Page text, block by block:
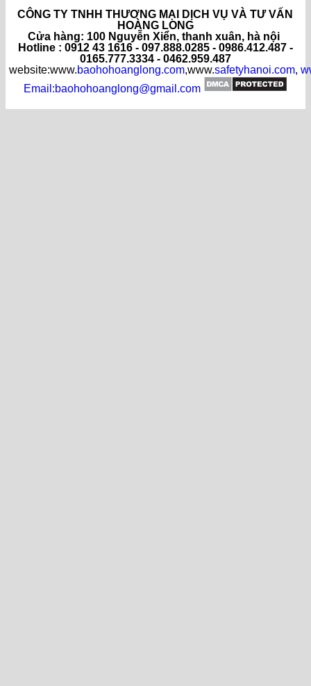
CÔNG TY TNHH THƯƠNG MẠI DỊCH VỤ VÀ TƯ VẤN
HOÀNG LONG
Cửa hàng: 100 Nguyễn Xiển, thanh xuân, hà nội
Hotline : 0912 43 1616 - 097.888.0285 - 0986.412.487 -
0165.777.3334 - 0462.959.487
website:www.baohohoanglong.com,www.safetyhanoi.com,
Email:baohohoanglong@gmail.com